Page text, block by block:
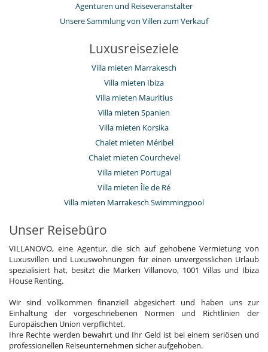
Agenturen und Reiseveranstalter
Unsere Sammlung von Villen zum Verkauf
Luxusreiseziele
Villa mieten Marrakesch
Villa mieten Ibiza
Villa mieten Mauritius
Villa mieten Spanien
Villa mieten Korsika
Chalet mieten Méribel
Chalet mieten Courchevel
Villa mieten Portugal
Villa mieten Île de Ré
Villa mieten Marrakesch Swimmingpool
Unser Reisebüro
VILLANOVO, eine Agentur, die sich auf gehobene Vermietung von
Luxusvillen und Luxuswohnungen für einen unvergesslichen Urlaub
spezialisiert hat, besitzt die Marken Villanovo, 1001 Villas und Ibiza
House Renting.
Wir sind vollkommen finanziell abgesichert und haben uns zur
Einhaltung der vorgeschriebenen Normen und Richtlinien der
Europäischen Union verpflichtet.
Ihre Rechte werden bewahrt und Ihr Geld ist bei einem seriösen und
professionellen Reiseunternehmen sicher aufgehoben.